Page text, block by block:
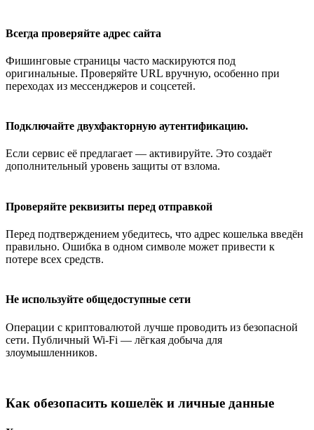
Всегда проверяйте адрес сайта
Фишинговые страницы часто маскируются под
оригинальные. Проверяйте URL вручную, особенно при
переходах из мессенджеров и соцсетей.
Подключайте двухфакторную аутентификацию.
Если сервис её предлагает — активируйте. Это создаёт
дополнительный уровень защиты от взлома.
Проверяйте реквизиты перед отправкой
Перед подтверждением убедитесь, что адрес кошелька введён
правильно. Ошибка в одном символе может привести к
потере всех средств.
Не используйте общедоступные сети
Операции с криптовалютой лучше проводить из безопасной
сети. Публичный Wi-Fi — лёгкая добыча для
злоумышленников.
Как обезопасить кошелёк и личные данные